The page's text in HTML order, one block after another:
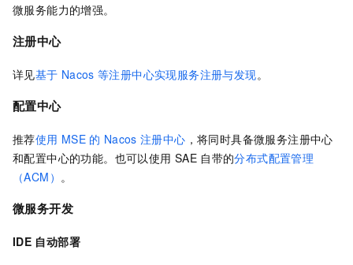
微服务能力的增强。
注册中心
详见基于 Nacos 等注册中心实现服务注册与发现。
配置中心
推荐使用 MSE 的 Nacos 注册中心 ，将同时具备微服务注册中心
和配置中心的功能。也可以使用 SAE 自带的分布式配置管理
（ACM） 。
微服务开发
IDE 自动部署